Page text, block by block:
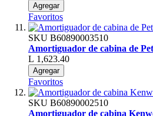
Agregar
Favoritos
SKU B60890003510
Amortiguador de cabina de
L 1,623.40
Agregar
Favoritos
SKU B60890002510
Amortiguador de cabina